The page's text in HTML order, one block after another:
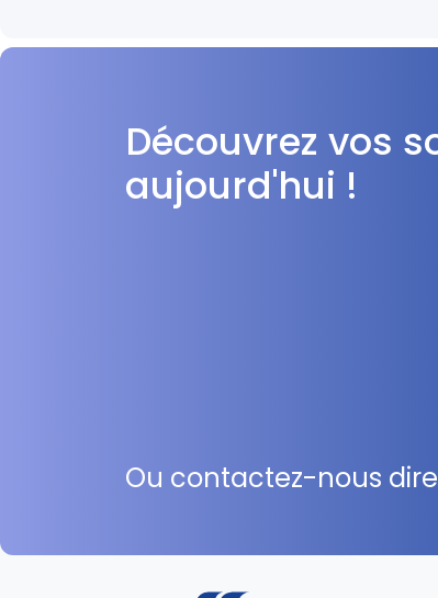
Découvrez vos
aujourd'hui !
Ou contactez-nous